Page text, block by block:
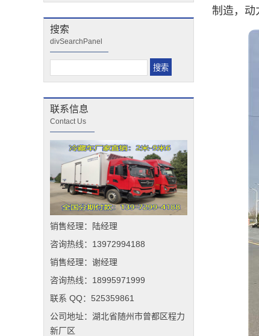
搜索
divSearchPanel
联系信息
Contact Us
销售经理：陆经理
咨询热线：13972994188
销售经理：谢经理
咨询热线：18995971999
联系 QQ：525359861
公司地址：湖北省随州市曾都区程力
新厂区
制造，动